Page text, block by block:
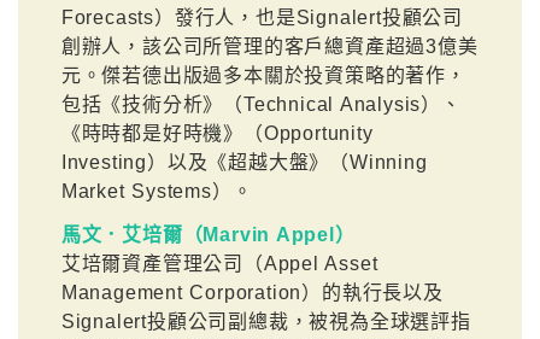
Forecasts）發行人，也是Signalert投顧公司
創辦人，該公司所管理的客戶總資產超過3億美
元。傑若德出版過多本關於投資策略的著作，
包括《技術分析》（Technical Analysis）、
《時時都是好時機》（Opportunity
Investing）以及《超越大盤》（Winning
Market Systems）。
馬文．艾培爾（Marvin Appel）
艾培爾資產管理公司（Appel Asset
Management Corporation）的執行長以及
Signalert投顧公司副總裁，被視為全球選評指